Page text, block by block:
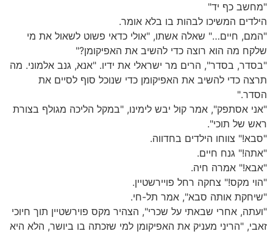
"מחשב כף יד"
הילדים המשיכו לבהות בו בלא אומר.
"המם, חיים…" שאלה אשתו, "אולי כדאי פשוט לשאול את מי
שלקח מה הוא רוצה כדי להשיב את האפיקומן?"
"בסדר, בסדר", הרים מר ישראלי את ידיו. "אנא, גנב אלמוני. מה
תרצה כדי להשיב את האפיקומן כדי שנוכל סוף לסיים את
הסדר."
"אני אסתפק", אמר קול יבש לימינו, "במקל הליכה מגולף בצורת
ראש של תוכי".
"סבא!" צווחו הילדים בחדווה.
"אתה!" גנח חיים.
"אבא!" אמרה חיה.
"הוי מקס!" צחקה רחל פויירשטיין.
"שיחקת אותה סבא", אמר תל-חי.
"ועתה, אחרי שבאתי על שכרי", הצהיר מקס פוירשטיין תוך חיוכי
זאבי, "הריני מעניק את האפיקומן למי שזכתה בו ביושר, הלא היא